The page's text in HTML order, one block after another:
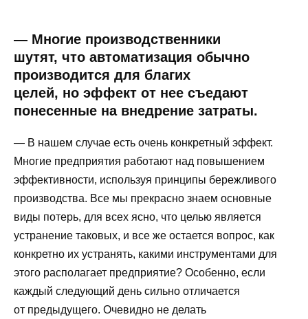
— Многие производственники
шутят, что автоматизация обычно
производится для благих
целей, но эффект от нее съедают
понесенные на внедрение затраты.
— В нашем случае есть очень конкретный эффект.
Многие предприятия работают над повышением
эффективности, используя принципы бережливого
производства. Все мы прекрасно знаем основные
виды потерь, для всех ясно, что целью является
устранение таковых, и все же остается вопрос, как
конкретно их устранять, какими инструментами для
этого располагает предприятие? Особенно, если
каждый следующий день сильно отличается
от предыдущего. Очевидно не делать